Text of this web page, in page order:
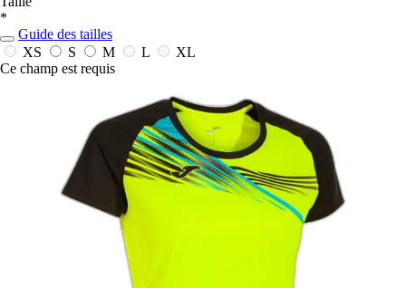
*
Guide des tailles
XS
S M L
XL
Ce champ est requis